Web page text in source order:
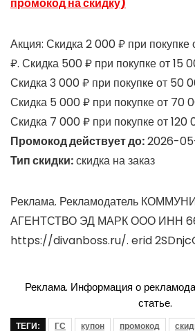
промокод на скидку)
Акция: Скидка 2 000 ₽ при
₽. Скидка 500 ₽ при покупке от 15
Скидка 3 000 ₽ при покупке от 50
Скидка 5 000 ₽ при покупке от 70
Скидка 7 000 ₽ при покупке от 120
Промокод действует до:2026-
Тип скидки:скидка на заказ
Реклама. Рекламодатель
АГЕНТСТВО ЭД МАРК ООО ИНН
https://divanboss.ru/. erid
Реклама. Информация о
статье.
ТЕГИ: ГС купон промокод